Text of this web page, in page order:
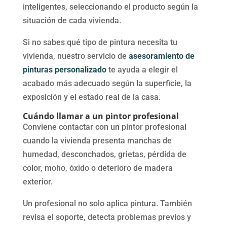
inteligentes, seleccionando el producto según la
situación de cada vivienda.
Si no sabes qué tipo de pintura necesita tu
vivienda, nuestro servicio de asesoramiento de
pinturas personalizadote ayuda a elegir el
acabado más adecuado según la superficie, la
exposición y el estado real de la casa.
Cuándo llamar a un pintor profesional
Conviene contactar con un pintor profesional
cuando la vivienda presenta manchas de
humedad, desconchados, grietas, pérdida de
color, moho, óxido o deterioro de madera
exterior.
Un profesional no solo aplica pintura. También
revisa el soporte, detecta problemas previos y